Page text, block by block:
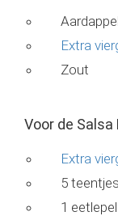
Extra
Zout
Voor de Salsa
Extra
5
1